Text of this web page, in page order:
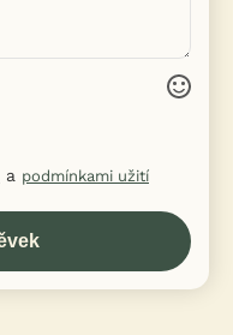
a podmínkami užití